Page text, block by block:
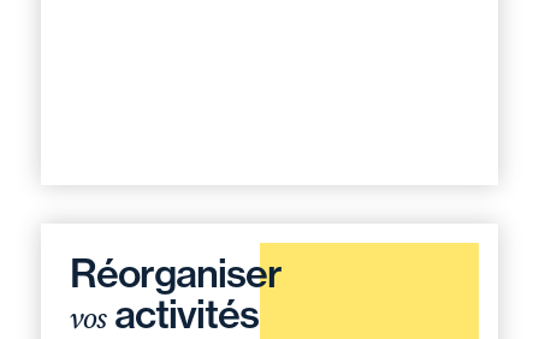
Réorganiser
vosactivités